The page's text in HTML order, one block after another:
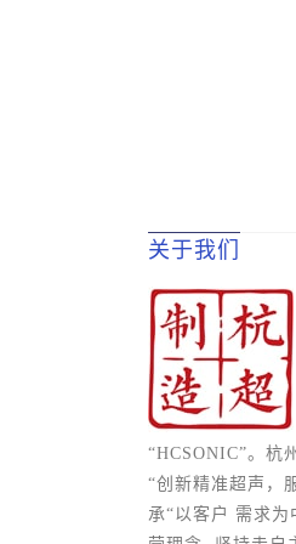
关于我们
“HCSONIC”。杭
“创新精准超声，
承“以客户 需求